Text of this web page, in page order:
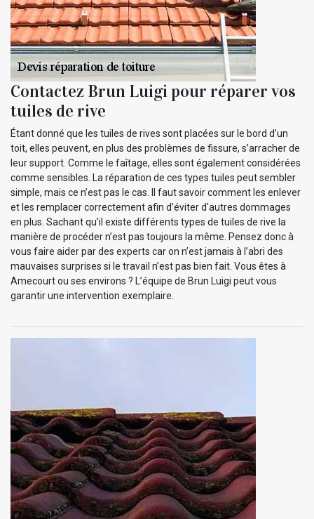
Contactez Brun Luigi pour réparer vos
tuiles de rive
Étant donné que les tuiles de rives sont placées sur le bord d’un
toit, elles peuvent, en plus des problèmes de fissure, s’arracher de
leur support. Comme le faîtage, elles sont également considérées
comme sensibles. La réparation de ces types tuiles peut sembler
simple, mais ce n’est pas le cas. Il faut savoir comment les enlever
et les remplacer correctement afin d’éviter d'autres dommages
en plus. Sachant qu’il existe différents types de tuiles de rive la
manière de procéder n’est pas toujours la même. Pensez donc à
vous faire aider par des experts car on n’est jamais à l’abri des
mauvaises surprises si le travail n’est pas bien fait. Vous êtes à
Amecourt ou ses environs ? L’équipe de Brun Luigi peut vous
garantir une intervention exemplaire.